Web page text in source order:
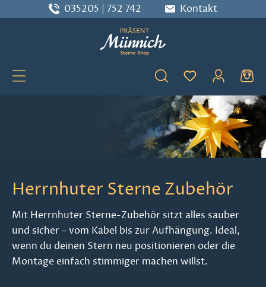
Zum Hauptinhalt springen
035205 | 752 742 Kontakt
Du hast 0
Herrnhuter Sterne Zubehör
Mit Herrnhuter Sterne-Zubehör sitzt alles sauber
und sicher – vom Kabel bis zur Aufhängung. Ideal,
wenn du deinen Stern neu positionieren oder die
Montage einfach stimmiger machen willst.